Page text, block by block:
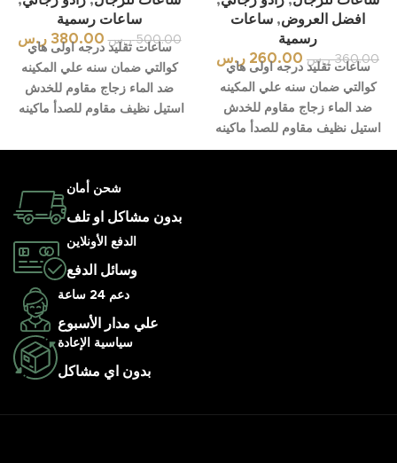
افضل العروض, ساعات
رسمية
360.00 ر.س 260.00 ر.س
ساعات تقليد درجه اولى هاي
كوالتي ضمان سنه علي المكينه
ضد الماء زجاج مقاوم للخدش
استيل نظيف مقاوم للصدأ ماكينه
ساعات رسمية
500.00 ر.س 380.00 ر.س
ساعات تقليد درجه اولى هاي
كوالتي ضمان سنه علي المكينه
ضد الماء زجاج مقاوم للخدش
استيل نظيف مقاوم للصدأ ماكينه
شحن أمان
بدون مشاكل او تلف
الدفع الأونلاين
وسائل الدفع
دعم 24 ساعة
علي مدار الأسبوع
سياسية الإعادة
بدون اي مشاكل